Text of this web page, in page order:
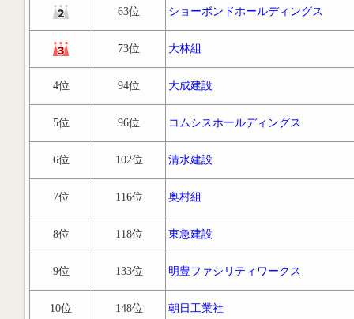
63位 ショーボンドホールディングス
73位 大林組
4位 94位 大成建設
5位 96位 コムシスホールディングス
6位 102位 清水建設
7位 116位 奥村組
8位 118位 東急建設
9位 133位 明豊ファシリティワークス
10位 148位 朝日工業社